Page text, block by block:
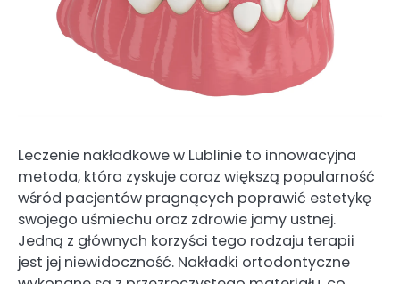
Leczenie nakładkowe w Lublinie to innowacyjna
metoda, która zyskuje coraz większą popularność
wśród pacjentów pragnących poprawić estetykę
swojego uśmiechu oraz zdrowie jamy ustnej.
Jedną z głównych korzyści tego rodzaju terapii
jest jej niewidoczność. Nakładki ortodontyczne